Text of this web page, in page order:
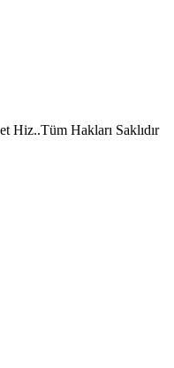
Hiz..Tüm Hakları Saklıdır